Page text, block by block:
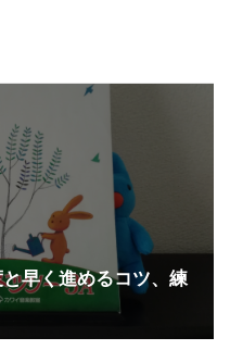
早く進めるコツ、練